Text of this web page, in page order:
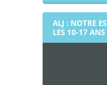
ALJ : NOTRE
LES 10-17 ANS